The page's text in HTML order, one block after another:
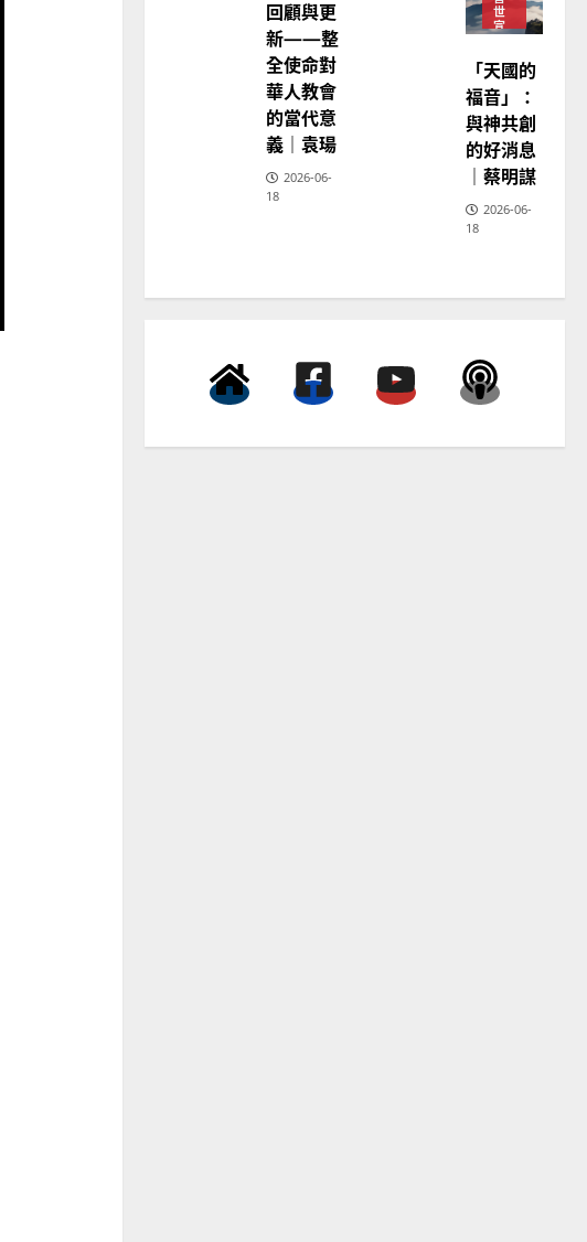
回顧與更
新——整
全使命對
華人教會
的當代意
義｜袁瑒
2026-06-
18
世
宣
神
學
教
育
「天國的
福音」：
與神共創
的好消息
｜蔡明謀
2026-06-
18